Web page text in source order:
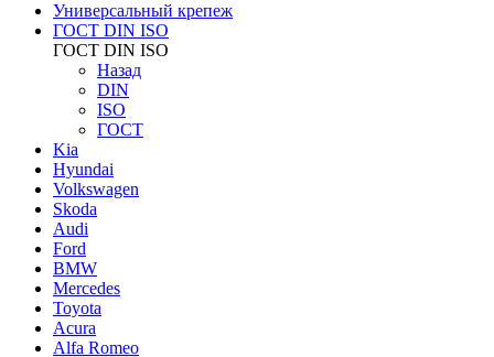
Универсальный крепеж
ГОСТ DIN ISO
ГОСТ DIN ISO
Назад
DIN
ISO
ГОСТ
Kia
Hyundai
Volkswagen
Skoda
Audi
Ford
BMW
Mercedes
Toyota
Acura
Alfa Romeo